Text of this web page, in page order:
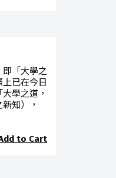
「大學之
已在今日
學之道，
知），
to Cart